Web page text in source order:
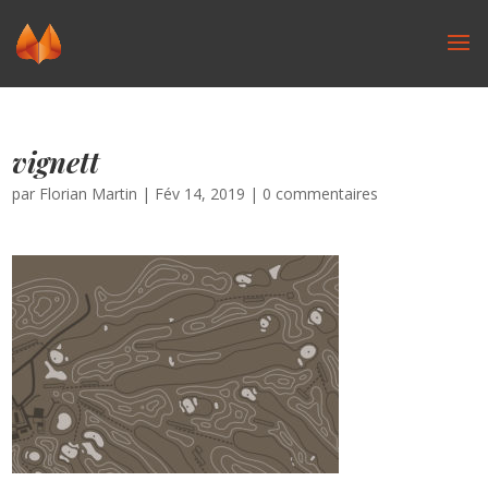
vignett
par Florian Martin | Fév 14, 2019 | 0 commentaires